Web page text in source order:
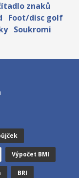
znaků
Foot/disc golf
Soukromi
Výpočet BMI
BRI